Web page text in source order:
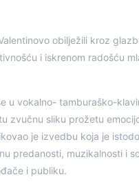
obilježili kroz
i iskrenom radošću
u vokalno- tamburaško-
zvučnu sliku prožetu
je izvedbu koja je
predanosti, muzikalnosti i
i publiku.